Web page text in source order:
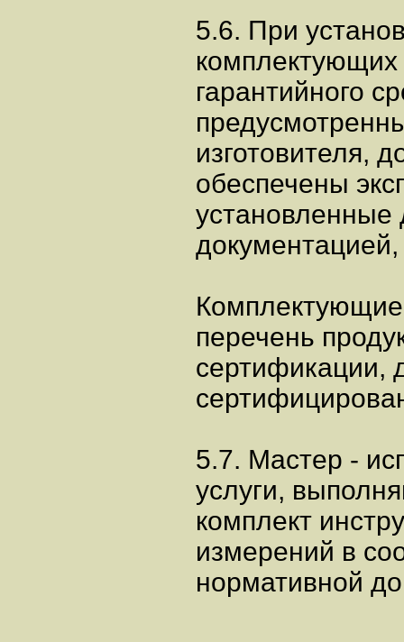
5.6. При
комплектующих
гарантийного
изготовителя,
обеспечены
перечень
сертификации,
5.7. Мастер -
услуги,
комплект
измерений в
нормативной